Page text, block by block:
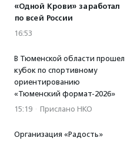
«Одной Крови» заработал
по всей России
16:53
В Тюменской области прошел
кубок по спортивному
ориентированию
«Тюменский формат-2026»
15:19 · Прислано НКО
Организация «Радость»